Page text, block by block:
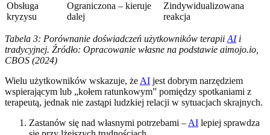
Obsługa
kryzysu
Ograniczona – kieruje
dalej
Zindywidualizowana
reakcja
Tabela 3: Porównanie doświadczeń użytkowników terapii AIi
tradycyjnej. Źródło: Opracowanie własne na podstawie aimojo.io,
CBOS (2024)
Wielu użytkowników wskazuje, że AI jest dobrym narzędziem
wspierającym lub „kołem ratunkowym” pomiędzy spotkaniami z
terapeutą, jednak nie zastąpi ludzkiej relacji w sytuacjach skrajnych.
Zastanów się nad własnymi potrzebami – AI lepiej sprawdza